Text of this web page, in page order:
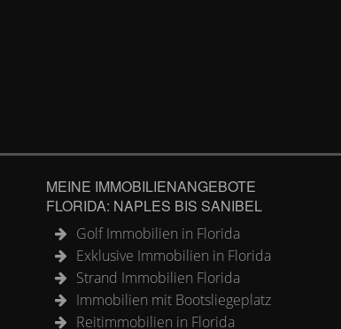
MEINE IMMOBILIENANGEBOTE
FLORIDA: NAPLES BIS SANIBEL
Golf Immobilien in Florida
Exklusive Immobilien in Florida
Strand Immobilien Florida
Immobilien mit Bootsliegeplatz
Reitimmobilien in Florida